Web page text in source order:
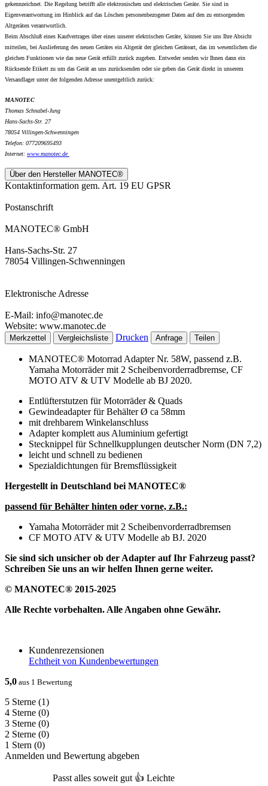
gekennzeichnet. Die Regelung betrifft alle elektronischen und elektrischen Geräte. Sie sind in
Eigenverantwortung im Hinblick auf das Löschen personenbezogener Daten auf den zu entsorgenden
Altgeräten verantwortlich.
Beim Abschluß eines Kaufvertrages über eines unserer elektrischen Geräte, können Sie uns Ihre Absicht
mitteilen, bei Auslieferung des neuen Gerätes ein Altgerät der gleichen Geräteart, das im wesentlichen die
gleichen Funktionen wie das neue Gerät erfüllt zurück zugeben. Entweder senden wir Ihnen dann ein
Rücksende Etikett zu um das Gerät an uns zurücksenden oder sie geben das Gerät direkt in unserem
Versandlager unter der folgenden Adresse unentgeltlich zurück:
MANOTEC
Thomas Schnabel-Jung
Hans-Sachs-Str. 27
78054 Villingen-Schwenningen
Telefon: 077209695493
Internet: www.manotec.de
Über den Hersteller MANOTEC®
Kontaktinformation gem. Art. 19 EU GPSR
Postanschrift
MANOTEC® GmbH
Hans-Sachs-Str. 27
78054 Villingen-Schwenningen
Elektronische Adresse
E-Mail: info@manotec.de
Website: www.manotec.de
Merkzettel Vergleichsliste Drucken Anfrage Teilen
MANOTEC® Motorrad Adapter Nr. 58W, passend z.B.
Yamaha Motorräder mit 2 Scheibenvorderradbremse, CF
MOTO ATV & UTV Modelle ab BJ 2020.
Entlüfterstutzen für Motorräder & Quads
Gewindeadapter für Behälter Ø ca 58mm
mit drehbarem Winkelanschluss
Adapter komplett aus Aluminium gefertigt
Stecknippel für Schnellkupplungen deutscher Norm (DN 7,2)
leicht und schnell zu bedienen
Spezialdichtungen für Bremsflüssigkeit
Hergestellt in Deutschland bei MANOTEC®
passend für Behälter hinten oder vorne, z.B.:
Yamaha Motorräder mit 2 Scheibenvorderradbremsen
CF MOTO ATV & UTV Modelle ab BJ. 2020
Sie sind sich unsicher ob der Adapter auf Ihr Fahrzeug passt?
Schreiben Sie uns an wir helfen Ihnen gerne weiter.
© MANOTEC® 2015-2025
Alle Rechte vorbehalten. Alle Angaben ohne Gewähr.
Kundenrezensionen
Echtheit von Kundenbewertungen
5,0 aus 1 Bewertung
5 Sterne (1)
4 Sterne (0)
3 Sterne (0)
2 Sterne (0)
1 Stern (0)
Anmelden und Bewertung abgeben
Passt alles soweit gut 👍 Leichte